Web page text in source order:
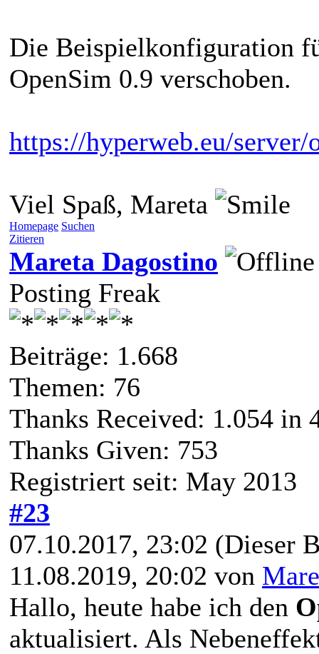
Die Beispielkonfiguration
OpenSim 0.9 verschoben.
https://hyperweb.eu/
Viel Spaß, Mareta
Homepage Suchen
Zitieren
Mareta Dagostino
Posting Freak
Beiträge: 1.668
Themen: 76
Thanks Received: 1.054 in
Thanks Given: 753
Registriert seit: May 2013
#23
07.10.2017, 23:02 (Dieser
11.08.2019, 20:02 von
Hallo, heute habe ich den
aktualisiert. Als